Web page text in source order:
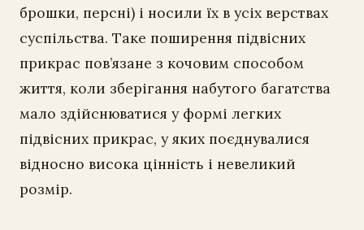
брошки, персні) і носили їх в усіх верствах
суспільства. Таке поширення підвісних
прикрас пов’язане з кочовим способом
життя, коли зберігання набутого багатства
мало здійснюватися у формі легких
підвісних прикрас, у яких поєднувалися
відносно висока цінність і невеликий
розмір.